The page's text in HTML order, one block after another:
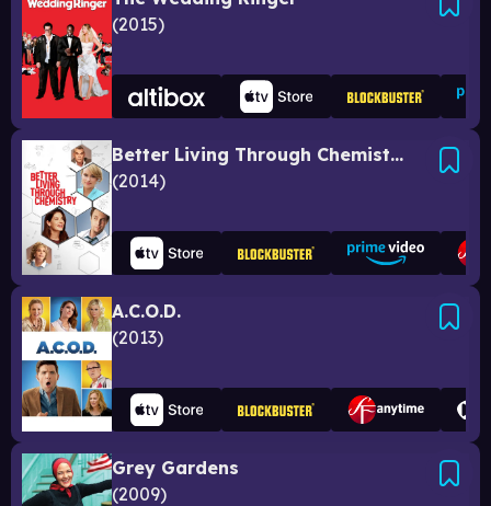
2015
Better Living Through Chemistry
2014
A.C.O.D.
2013
Grey Gardens
2009